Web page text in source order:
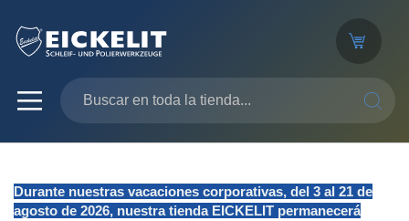
Durante nuestras vacaciones corporativas, del 3 al 21 de
agosto de 2026, nuestra tienda EICKELIT permanecerá